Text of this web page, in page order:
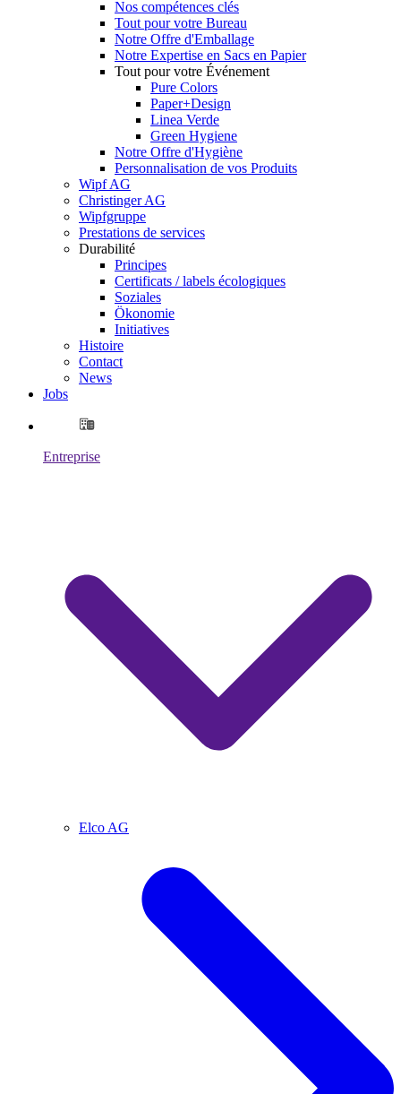
Nos compétences clés
Tout pour votre Bureau
Notre Offre d'Emballage
Notre Expertise en Sacs en Papier
Tout pour votre Événement
Pure Colors
Paper+Design
Linea Verde
Green Hygiene
Notre Offre d'Hygiène
Personnalisation de vos Produits
Wipf AG
Christinger AG
Wipfgruppe
Prestations de services
Durabilité
Principes
Certificats / labels écologiques
Soziales
Ökonomie
Initiatives
Histoire
Contact
News
Jobs
Entreprise
Elco AG